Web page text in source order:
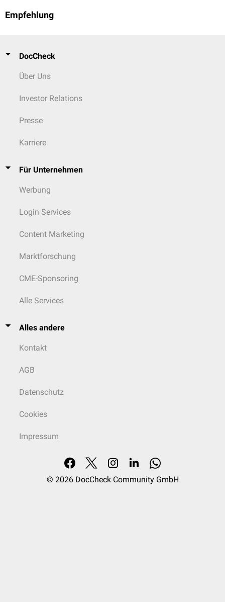
Empfehlung
DocCheck
Über Uns
Investor Relations
Presse
Karriere
Für Unternehmen
Werbung
Login Services
Content Marketing
Marktforschung
CME-Sponsoring
Alle Services
Alles andere
Kontakt
AGB
Datenschutz
Cookies
Impressum
© 2026 DocCheck Community GmbH